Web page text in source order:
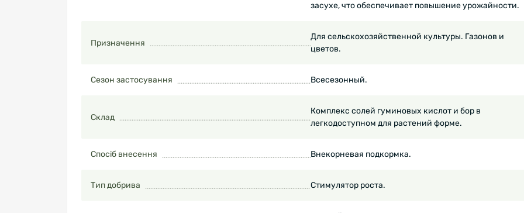
засухе, что обеспечивает повышение урожайности.
Призначення
Для сельскохозяйственной культуры. Газонов и
цветов.
Сезон застосування Всесезонный.
Склад
Комплекс солей гуминовых кислот и бор в
легкодоступном для растений форме.
Спосіб внесення Внекорневая подкормка.
Тип добрива Стимулятор роста.